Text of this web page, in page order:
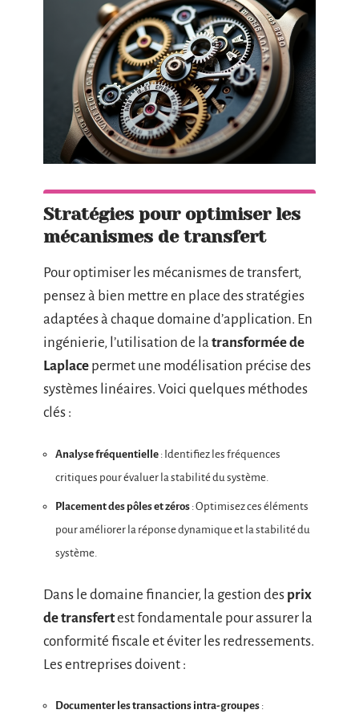
Stratégies pour optimiser les
mécanismes de transfert
Pour optimiser les mécanismes de transfert,
pensez à bien mettre en place des stratégies
adaptées à chaque domaine d’application. En
ingénierie, l’utilisation de la transformée de
Laplace permet une modélisation précise des
systèmes linéaires. Voici quelques méthodes
clés :
Analyse fréquentielle : Identifiez les fréquences
critiques pour évaluer la stabilité du système.
Placement des pôles et zéros : Optimisez ces éléments
pour améliorer la réponse dynamique et la stabilité du
système.
Dans le domaine financier, la gestion des prix
de transfertest fondamentale pour assurer la
conformité fiscale et éviter les redressements.
Les entreprises doivent :
Documenter les transactions intra-groupes :